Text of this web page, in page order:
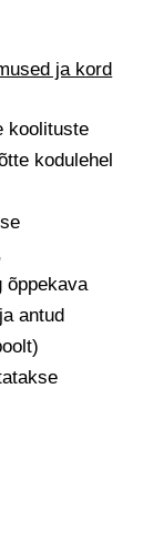
ja kord
koolituste
kodulehel
õppekava
antud